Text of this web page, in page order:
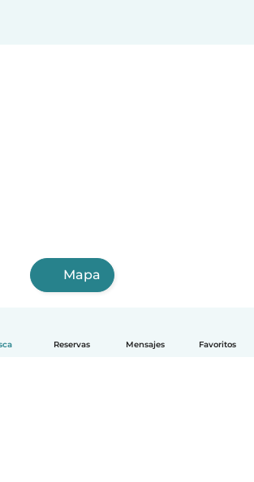
Reservas Mensajes Favoritos
Mapa